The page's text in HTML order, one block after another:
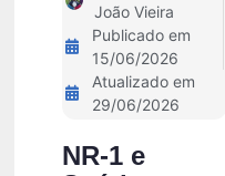
João Vieira
Publicado em
15/06/2026
Atualizado em
29/06/2026
NR-1 e